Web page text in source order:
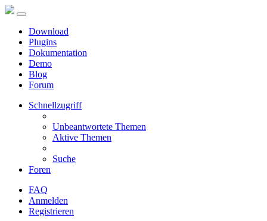
Download
Plugins
Dokumentation
Demo
Blog
Forum
Schnellzugriff
Unbeantwortete Themen
Aktive Themen
Suche
Foren
FAQ
Anmelden
Registrieren